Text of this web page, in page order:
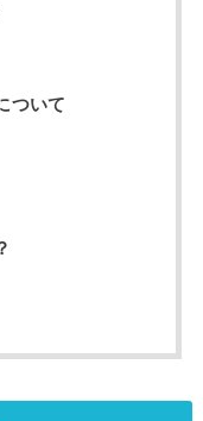
ついて